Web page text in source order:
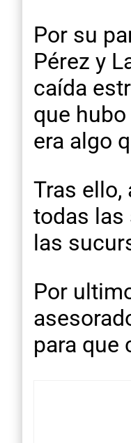
Por su
Pérez y
caída
que
era algo
Tras ello,
todas las
las
Por
para que